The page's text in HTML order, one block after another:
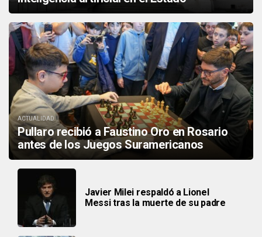
ACTUALIDAD
Pullaro recibió a Faustino Oro en Rosario
antes de los Juegos Suramericanos
Javier Milei respaldó a Lionel
Messi tras la muerte de su padre